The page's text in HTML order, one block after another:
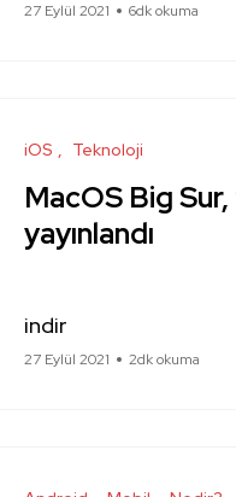
27 Eylül 2021 6dk okuma
iOS Teknoloji
MacOS Big
yayınlandı
indir
27 Eylül 2021 2dk okuma